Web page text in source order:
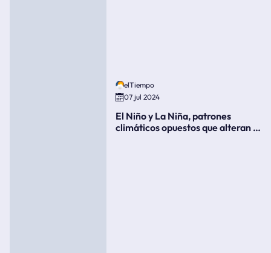
elTiempo
07 jul 2024
El Niño y La Niña, patrones
climáticos opuestos que alteran la